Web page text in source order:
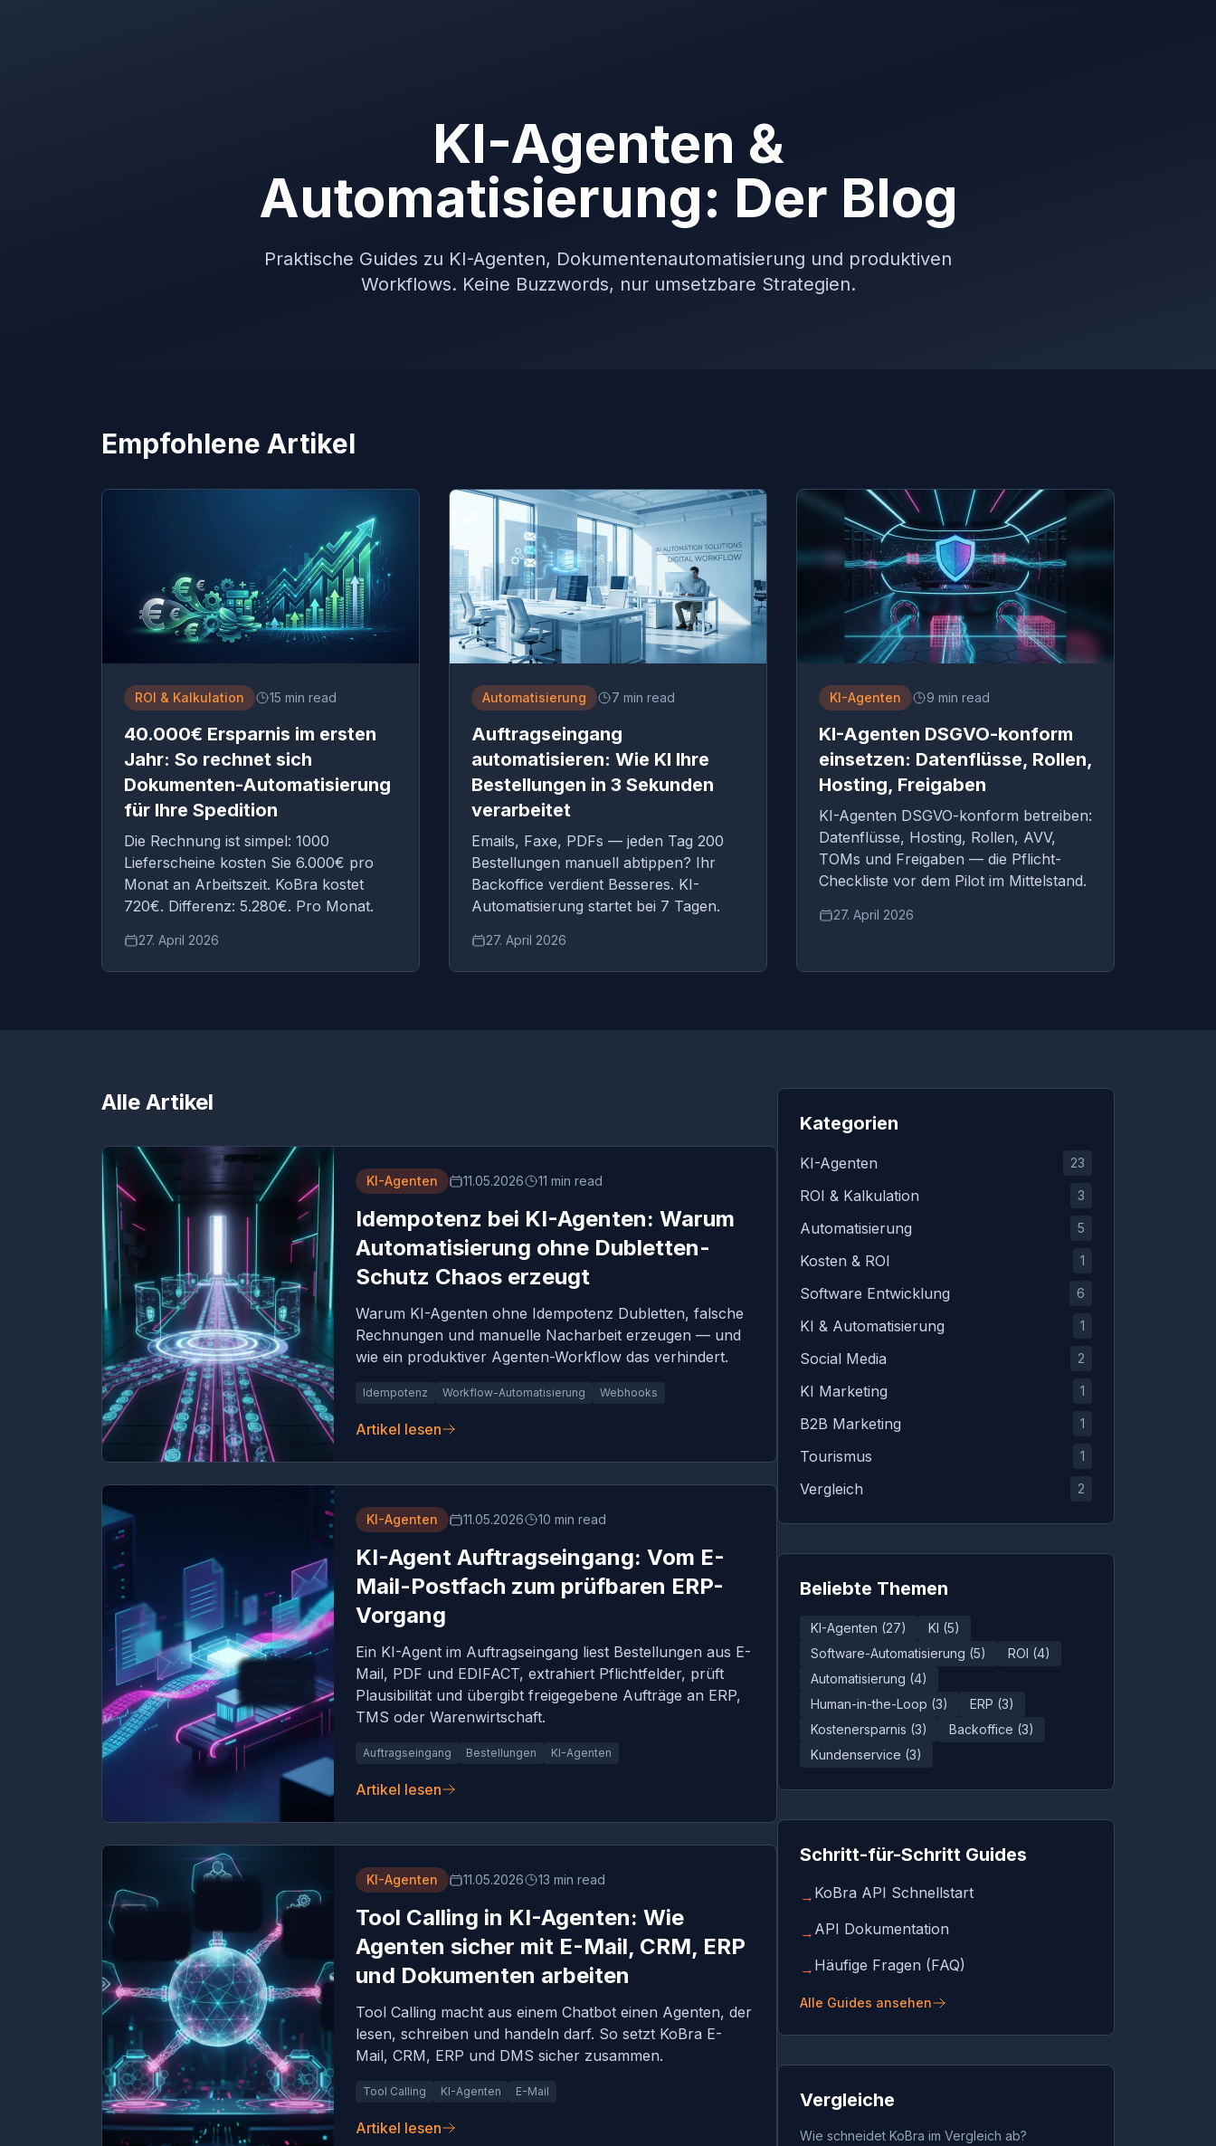
KI-Agenten &
Automatisierung: Der Blog
Praktische Guides zu KI-Agenten, Dokumentenautomatisierung und produktiven
Workflows. Keine Buzzwords, nur umsetzbare Strategien.
Empfohlene Artikel
ROI & Kalkulation 15 min read
40.000€ Ersparnis im ersten
Jahr: So rechnet sich
Dokumenten-Automatisierung
für Ihre Spedition
Die Rechnung ist simpel: 1000
Lieferscheine kosten Sie 6.000€ pro
Monat an Arbeitszeit. KoBra kostet
720€. Differenz: 5.280€. Pro Monat.
27. April 2026
Automatisierung 7 min read
Auftragseingang
automatisieren: Wie KI Ihre
Bestellungen in 3 Sekunden
verarbeitet
Emails, Faxe, PDFs — jeden Tag 200
Bestellungen manuell abtippen? Ihr
Backoffice verdient Besseres. KI-
Automatisierung startet bei 7 Tagen.
27. April 2026
KI-Agenten 9 min read
KI-Agenten DSGVO-konform
einsetzen: Datenflüsse, Rollen,
Hosting, Freigaben
KI-Agenten DSGVO-konform betreiben:
Datenflüsse, Hosting, Rollen, AVV,
TOMs und Freigaben — die Pflicht-
Checkliste vor dem Pilot im Mittelstand.
27. April 2026
Alle Artikel
KI-Agenten 11.05.2026 11 min read
Idempotenz bei KI-Agenten: Warum
Automatisierung ohne Dubletten-
Schutz Chaos erzeugt
Warum KI-Agenten ohne Idempotenz Dubletten, falsche
Rechnungen und manuelle Nacharbeit erzeugen — und
wie ein produktiver Agenten-Workflow das verhindert.
Idempotenz Workflow-Automatisierung Webhooks
Artikel lesen
KI-Agenten 11.05.2026 10 min read
KI-Agent Auftragseingang: Vom E-
Mail-Postfach zum prüfbaren ERP-
Vorgang
Ein KI-Agent im Auftragseingang liest Bestellungen aus E-
Mail, PDF und EDIFACT, extrahiert Pflichtfelder, prüft
Plausibilität und übergibt freigegebene Aufträge an ERP,
TMS oder Warenwirtschaft.
Auftragseingang Bestellungen KI-Agenten
Artikel lesen
KI-Agenten 11.05.2026 13 min read
Tool Calling in KI-Agenten: Wie
Agenten sicher mit E-Mail, CRM, ERP
und Dokumenten arbeiten
Tool Calling macht aus einem Chatbot einen Agenten, der
lesen, schreiben und handeln darf. So setzt KoBra E-
Mail, CRM, ERP und DMS sicher zusammen.
Tool Calling KI-Agenten E-Mail
Artikel lesen
Kategorien
KI-Agenten 23
ROI & Kalkulation 3
Automatisierung 5
Kosten & ROI 1
Software Entwicklung 6
KI & Automatisierung 1
Social Media 2
KI Marketing 1
B2B Marketing 1
Tourismus 1
Vergleich 2
Beliebte Themen
KI-Agenten (27) KI (5)
Software-Automatisierung (5) ROI (4)
Automatisierung (4)
Human-in-the-Loop (3) ERP (3)
Kostenersparnis (3) Backoffice (3)
Kundenservice (3)
Schritt-für-Schritt Guides
→ KoBra API Schnellstart
→ API Dokumentation
→ Häufige Fragen (FAQ)
Alle Guides ansehen
Vergleiche
Wie schneidet KoBra im Vergleich ab?